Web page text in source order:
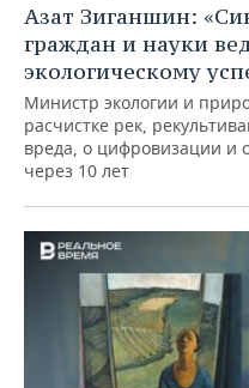
Азат Зиганшин:
граждан и науки
экологическому
Министр экологии и
расчистке рек,
вреда, о цифровизации и
через 10 лет